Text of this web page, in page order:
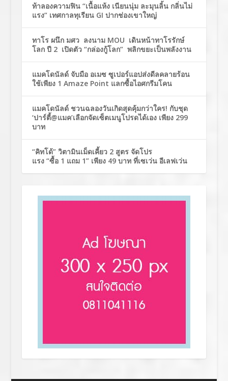
ท้าลองความฟิน “เนื้อแห้ง เนียนนุ่ม ละมุนลิ้น กลิ่นไม่
แรง” เทศกาลทุเรียน GI ปากช่องเขาใหญ่
ทาโร ผนึก มศว ลงนาม MOU เดินหน้าทาโรรักษ์
โลก ปี 2 เปิดตัว “กล่องกู้โลก” พลิกขยะเป็นพลังงาน
แมคโดนัลด์ จับมือ อเมซ ซูเปอร์แอปส่งดีลคลายร้อน
ใช้เพียง 1 Amaze Point แลกซื้อไอศกรีมโคน
แมคโดนัลด์ ชวนฉลองวันเกิดสุดคุ้มกว่าใคร! กับชุด
‘ปาร์ตี้@แมค’เลือกจัดเซ็ตเมนูโปรดได้เอง เพียง 299
บาท
“คิทโด้” วิตามินเม็ดเคี้ยว 2 สูตร จัดโปร
แรง “ซื้อ 1 แถม 1” เพียง 49 บาท ที่เซเว่น อีเลฟเว่น